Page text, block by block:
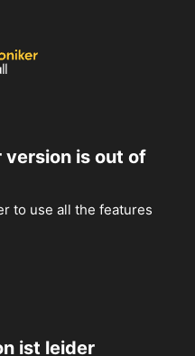
version is out of
to use all the features
ist leider